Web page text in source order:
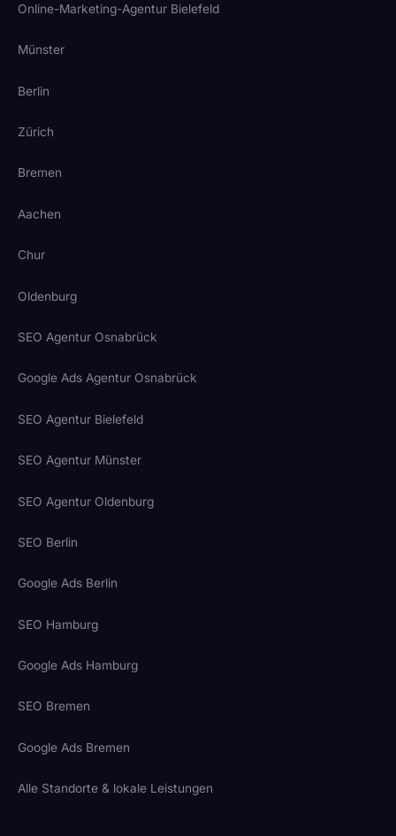
Online-Marketing-Agentur Bielefeld
Münster
Berlin
Zürich
Bremen
Aachen
Chur
Oldenburg
SEO Agentur Osnabrück
Google Ads Agentur Osnabrück
SEO Agentur Bielefeld
SEO Agentur Münster
SEO Agentur Oldenburg
SEO Berlin
Google Ads Berlin
SEO Hamburg
Google Ads Hamburg
SEO Bremen
Google Ads Bremen
Alle Standorte & lokale Leistungen